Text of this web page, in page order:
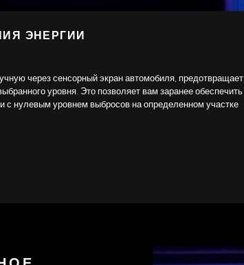
ЭНЕРГИИ
через сенсорный экран автомобиля, предотвращает
уровня. Это позволяет вам заранее обеспечить
с нулевым уровнем выбросов на определенном участке